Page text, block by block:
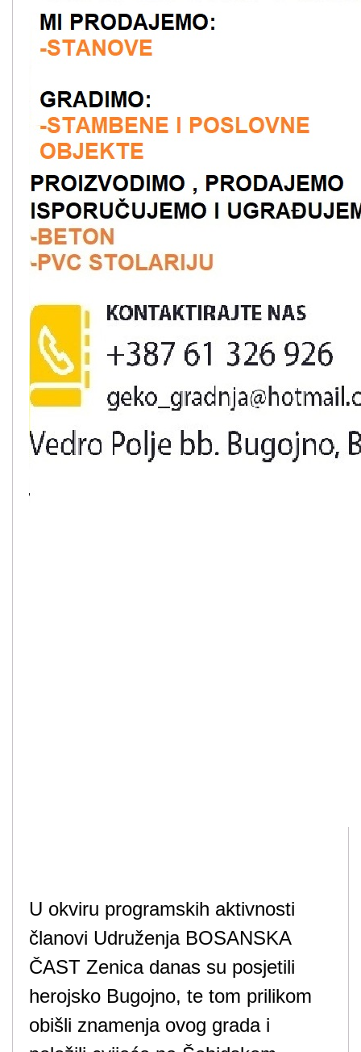
U okviru programskih aktivnosti
članovi Udruženja BOSANSKA
ČAST Zenica danas su posjetili
herojsko Bugojno, te tom prilikom
obišli znamenja ovog grada i